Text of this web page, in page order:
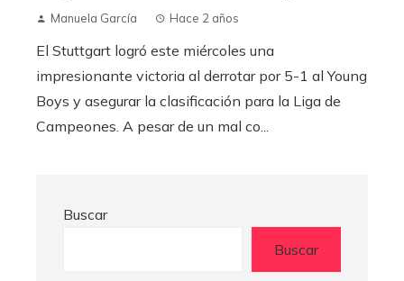
Manuela García Hace 2 años
El Stuttgart logró este miércoles una
impresionante victoria al derrotar por 5-1 al Young
Boys y asegurar la clasificación para la Liga de
Campeones. A pesar de un mal co...
Buscar
Buscar